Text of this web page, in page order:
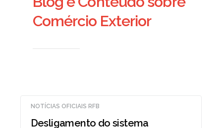
Comércio Exterior
NOTÍCIAS OFICIAIS RFB
Desligamento do sistema